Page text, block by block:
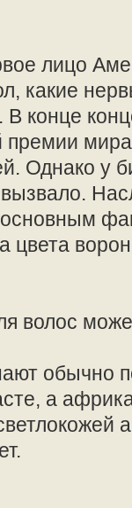
лицо
какие
конце
Однако у
основным
цвета
волос
обычно
а